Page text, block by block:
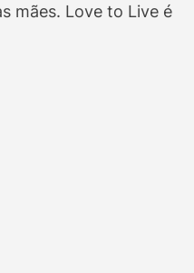
mães. Love to Live é